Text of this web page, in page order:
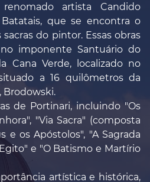
artista Candido
que se encontra o
do pintor. Essas obras
imponente Santuário do
Cana Verde, localizado no
a 16 quilômetros da
Brodowski.
de Portinari, incluindo "Os
"Via Sacra" (composta
e os Apóstolos", "A Sagrada
e "O Batismo e Martírio
artística e histórica,